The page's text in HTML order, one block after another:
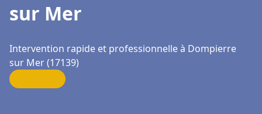
sur Mer
Intervention rapide et professionnelle à Dompierre
sur Mer (17139)